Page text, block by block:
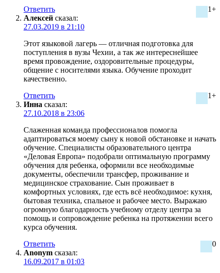
1+
Ответить
Алексей сказал:
27.03.2019 в 21:10
Этот языковой лагерь — отличная подготовка для
поступления в вузы Чехии, а так же интереснейшее
время провождение, оздоровительные процедуры,
общение с носителями языка. Обучение проходит
качественно.
1+
Ответить
Инна сказал:
27.10.2018 в 23:06
Слаженная команда профессионалов помогла
адаптироваться моему сыну к новой обстановке и начать
обучение. Специалисты образовательного центра
«Деловая Европа» подобрали оптимальную программу
обучения для ребенка, оформили все необходимые
документы, обеспечили трансфер, проживание и
медицинское страхование. Сын проживает в
комфортных условиях, где есть всё необходимое: кухня,
бытовая техника, спальное и рабочее место. Выражаю
огромную благодарность учебному отделу центра за
помощь и сопровождение ребенка на протяжении всего
курса обучения.
0
Ответить
Anonym сказал:
16.09.2017 в 01:03